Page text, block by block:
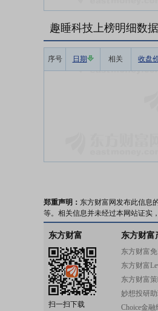
趣睡科技上榜明细数据
序号 日期 相关 收盘
郑重声明： 东方财富网发布此信息
等。相关信息并未经过本网站证实